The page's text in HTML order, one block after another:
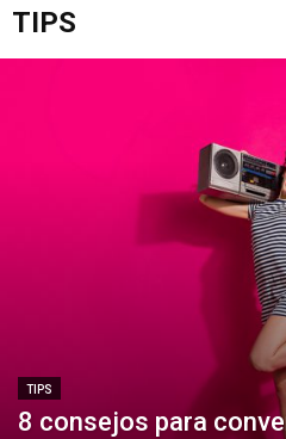
TIPS
TIPS
8 consejos para